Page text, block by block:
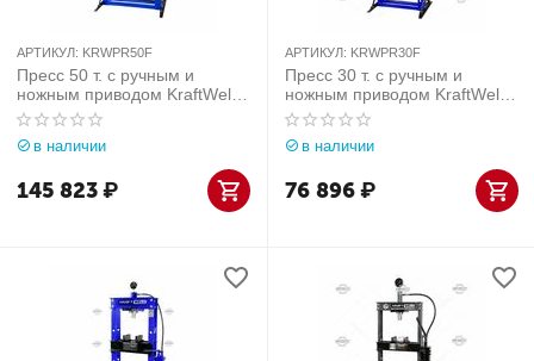
АРТИКУЛ: KRWPR50F
Пресс 50 т. с ручным и
ножным приводом KraftWell
(КНР) арт. KRWPR50F
в наличии
145 823₽
АРТИКУЛ: KRWPR30F
Пресс 30 т. с ручным и
ножным приводом KraftWell
(КНР) арт. KRWPR30F
в наличии
76 896₽